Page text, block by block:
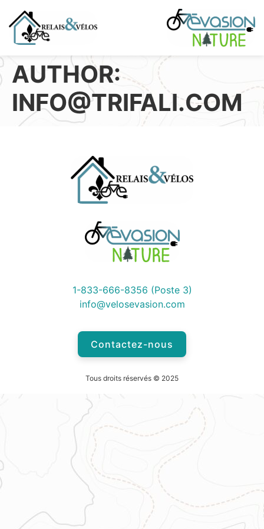
AUTHOR:
INFO@TRIFALI.COM
1-833-666-8356 (Poste 3)
info@velosevasion.com
Contactez-nous
Tous droits réservés © 2025